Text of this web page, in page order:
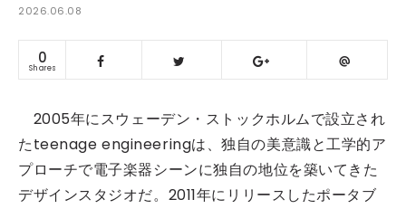
2026.06.08
0
Shares
2005年にスウェーデン・ストックホルムで設立され
たteenage engineeringは、独自の美意識と工学的ア
プローチで電子楽器シーンに独自の地位を築いてきた
デザインスタジオだ。2011年にリリースしたポータブ